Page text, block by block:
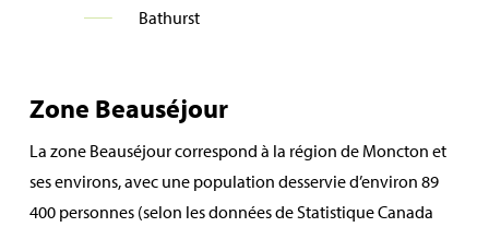
Bathurst
Zone Beauséjour
La zone Beauséjour correspond à la région de Moncton et
ses environs, avec une population desservie d’environ 89
400 personnes (selon les données de Statistique Canada